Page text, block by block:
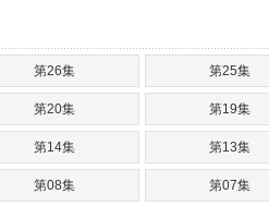
第26集 第25集
第20集 第19集
第14集 第13集
第08集 第07集